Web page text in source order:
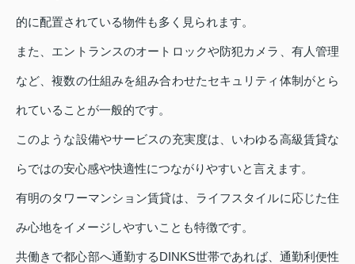
的に配置されている物件も多く見られます。
また、エントランスのオートロックや防犯カメラ、有人管理
など、複数の仕組みを組み合わせたセキュリティ体制がとら
れていることが一般的です。
このような設備やサービスの充実度は、いわゆる高級賃貸な
らではの安心感や快適性につながりやすいと言えます。
有明のタワーマンション賃貸は、ライフスタイルに応じた住
み心地をイメージしやすいことも特徴です。
共働きで都心部へ通勤するDINKS世帯であれば、通勤利便性